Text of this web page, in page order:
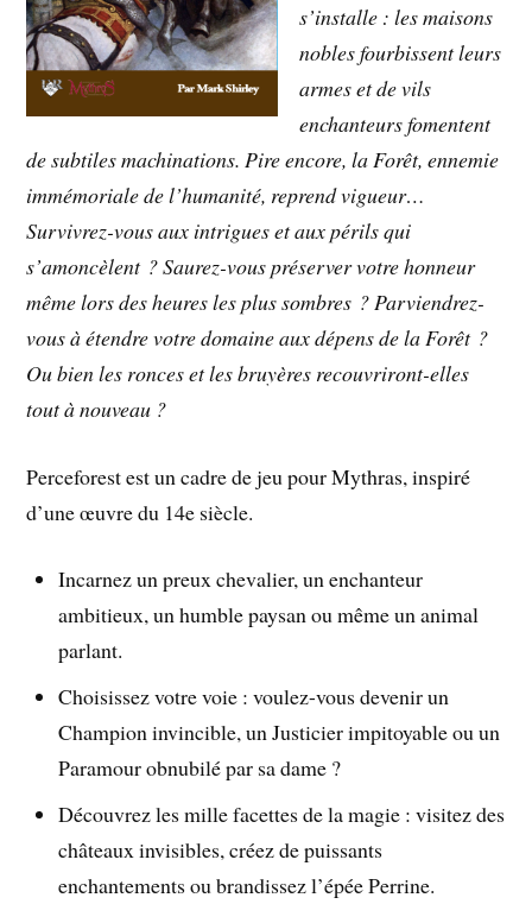
s’installe : les maisons
nobles fourbissent leurs
armes et de vils
enchanteurs fomentent
de subtiles machinations. Pire encore, la Forêt, ennemie
immémoriale de l’humanité, reprend vigueur…
Survivrez-vous aux intrigues et aux périls qui
s’amoncèlent ? Saurez-vous préserver votre honneur
même lors des heures les plus sombres ? Parviendrez-
vous à étendre votre domaine aux dépens de la Forêt ?
Ou bien les ronces et les bruyères recouvriront-elles
tout à nouveau ?
Perceforest est un cadre de jeu pour Mythras, inspiré
d’une œuvre du 14e siècle.
Incarnez un preux chevalier, un enchanteur
ambitieux, un humble paysan ou même un animal
parlant.
Choisissez votre voie : voulez-vous devenir un
Champion invincible, un Justicier impitoyable ou un
Paramour obnubilé par sa dame​ ?
Découvrez les mille facettes de la magie : visitez des
châteaux invisibles, créez de puissants
enchantements ou brandissez l’épée Perrine.